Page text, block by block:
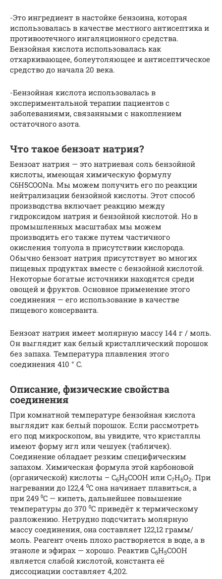
-Это ингредиент в настойке бензоина, которая
использовалась в качестве местного антисептика и
противоотечного ингаляционного средства.
Бензойная кислота использовалась как
отхаркивающее, болеутоляющее и антисептическое
средство до начала 20 века.
-Бензойная кислота использовалась в
экспериментальной терапии пациентов с
заболеваниями, связанными с накоплением
остаточного азота.
Что такое бензоат натрия?
Бензоат натрия — это натриевая соль бензойной
кислоты, имеющая химическую формулу
C6H5COONa. Мы можем получить его по реакции
нейтрализации бензойной кислоты. Этот способ
производства включает реакцию между
гидроксидом натрия и бензойной кислотой. Но в
промышленных масштабах мы можем
производить его также путем частичного
окисления толуола в присутствии кислорода.
Обычно бензоат натрия присутствует во многих
пищевых продуктах вместе с бензойной кислотой.
Некоторые богатые источники находятся среди
овощей и фруктов. Основное применение этого
соединения — его использование в качестве
пищевого консерванта.
Бензоат натрия имеет молярную массу 144 г / моль.
Он выглядит как белый кристаллический порошок
без запаха. Температура плавления этого
соединения 410 ° C.
Описание, физические свойства
соединения
При комнатной температуре бензойная кислота
выглядит как белый порошок. Если рассмотреть
его под микроскопом, вы увидите, что кристаллы
имеют форму игл или чешуек (табличек).
Соединение обладает резким специфическим
запахом. Химическая формула этой карбоновой
(органической) кислоты – C6H5COOH или C7H6O2. При
нагревании до 122,4 ⁰C она начинает плавиться, а
при 249 ⁰C — кипеть, дальнейшее повышение
температуры до 370 ⁰C приведёт к термическому
разложению. Нетрудно подсчитать молярную
массу соединения, она составляет 122,12 грамм/
моль. Реагент очень плохо растворяется в воде, а в
этаноле и эфирах — хорошо. Реактив C6H5COOH
является слабой кислотой, константа её
диссоциации составляет 4,202.